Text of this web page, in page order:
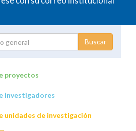
proyectos
investigadores
unidades de investigación